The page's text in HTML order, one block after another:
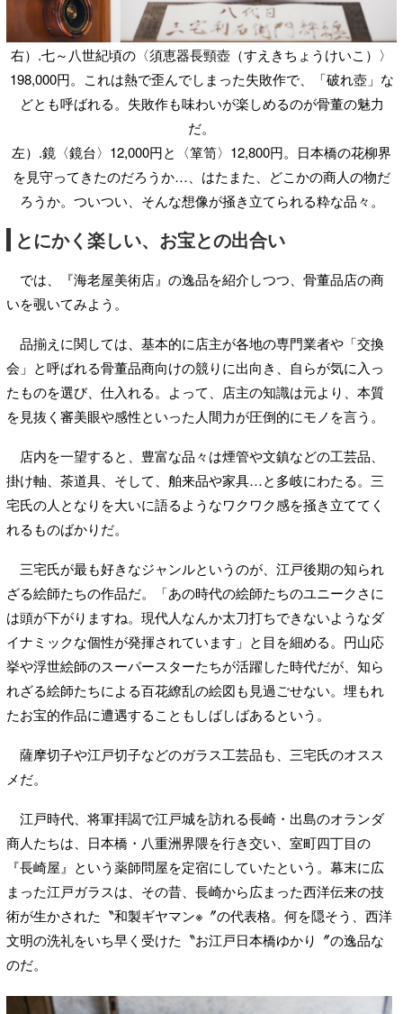
右）.七～八世紀頃の〈須恵器長頸壺（すえきちょうけいこ）〉
198,000円。これは熱で歪んでしまった失敗作で、「破れ壺」な
どとも呼ばれる。失敗作も味わいが楽しめるのが骨董の魅力
だ。
左）.鏡〈鏡台〉12,000円と〈箪笥〉12,800円。日本橋の花柳界
を見守ってきたのだろうか…、はたまた、どこかの商人の物だ
ろうか。ついつい、そんな想像が掻き立てられる粋な品々。
とにかく楽しい、お宝との出合い
では、『海老屋美術店』の逸品を紹介しつつ、骨董品店の商
いを覗いてみよう。
品揃えに関しては、基本的に店主が各地の専門業者や「交換
会」と呼ばれる骨董品商向けの競りに出向き、自らが気に入っ
たものを選び、仕入れる。よって、店主の知識は元より、本質
を見抜く審美眼や感性といった人間力が圧倒的にモノを言う。
店内を一望すると、豊富な品々は煙管や文鎮などの工芸品、
掛け軸、茶道具、そして、舶来品や家具…と多岐にわたる。三
宅氏の人となりを大いに語るようなワクワク感を掻き立ててく
れるものばかりだ。
三宅氏が最も好きなジャンルというのが、江戸後期の知られ
ざる絵師たちの作品だ。「あの時代の絵師たちのユニークさに
は頭が下がりますね。現代人なんか太刀打ちできないようなダ
イナミックな個性が発揮されています」と目を細める。円山応
挙や浮世絵師のスーパースターたちが活躍した時代だが、知ら
れざる絵師たちによる百花繚乱の絵図も見過ごせない。埋もれ
たお宝的作品に遭遇することもしばしばあるという。
薩摩切子や江戸切子などのガラス工芸品も、三宅氏のオスス
メだ。
江戸時代、将軍拝謁で江戸城を訪れる長崎・出島のオランダ
商人たちは、日本橋・八重洲界隈を行き交い、室町四丁目の
『長崎屋』という薬師問屋を定宿にしていたという。幕末に広
まった江戸ガラスは、その昔、長崎から広まった西洋伝来の技
術が生かされた〝和製ギヤマン※〞の代表格。何を隠そう、西洋
文明の洗礼をいち早く受けた〝お江戸日本橋ゆかり〞の逸品な
のだ。